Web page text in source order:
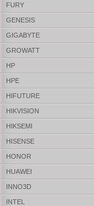
FURY
GENESIS
GIGABYTE
GROWATT
HP
HPE
HIFUTURE
HIKVISION
HIKSEMI
HISENSE
HONOR
HUAWEI
INNO3D
INTEL